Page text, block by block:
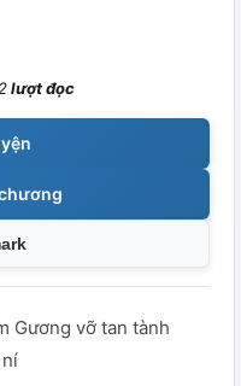
lượt đọc
Gương vỡ tan tành